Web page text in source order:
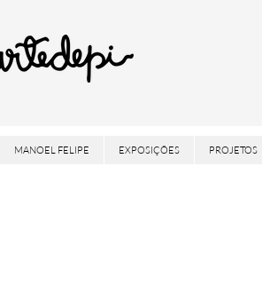
MANOEL FELIPE EXPOSIÇÕES PROJETOS